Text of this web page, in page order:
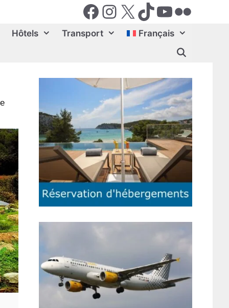
Facebook
Instagram
X (Twiter)
TikTok
YouTube
Flickr
Hôtels Transport Français